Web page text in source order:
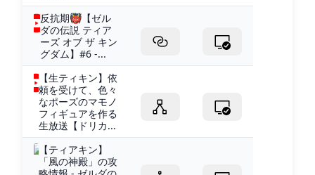
反抗期👹【ゼル
ダの伝説 ティア
ーズ オブ ザ キン
グダム】#6 -...
【生ティキン】依
頼を受けて、色々
なポーズのマモノ
フィギュアを作る
生放送【ドリカ...
【ティアキン】
「風の神殿」の攻